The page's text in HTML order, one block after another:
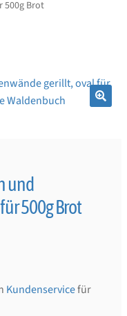
500g Brot
und
500g Brot
Kundenservicefür